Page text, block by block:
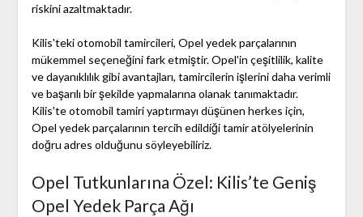
riskini azaltmaktadır.
Kilis'teki otomobil tamircileri, Opel yedek parçalarının
mükemmel seçeneğini fark etmiştir. Opel'in çeşitlilik, kalite
ve dayanıklılık gibi avantajları, tamircilerin işlerini daha verimli
ve başarılı bir şekilde yapmalarına olanak tanımaktadır.
Kilis'te otomobil tamiri yaptırmayı düşünen herkes için,
Opel yedek parçalarının tercih edildiği tamir atölyelerinin
doğru adres olduğunu söyleyebiliriz.
Opel Tutkunlarına Özel: Kilis’te Geniş
Opel Yedek Parça Ağı